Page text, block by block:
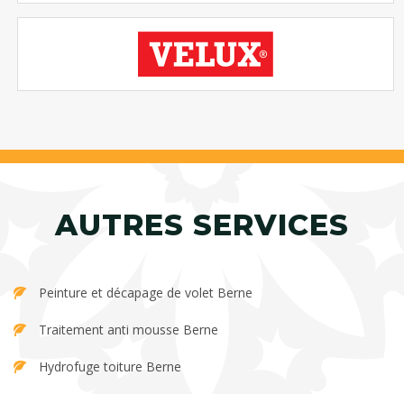
AUTRES SERVICES
Peinture et décapage de volet Berne
Traitement anti mousse Berne
Hydrofuge toiture Berne